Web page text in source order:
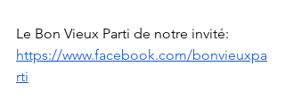
Le Bon Vieux Parti de notre invité:
https://www.facebook.com/bonvieuxpa
rti